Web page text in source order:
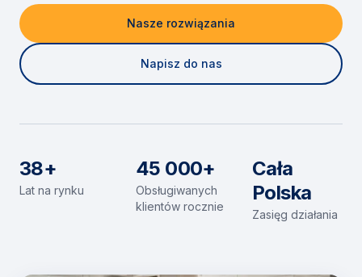
Nasze rozwiązania
Napisz do nas
38+
Lat na rynku
45 000+
Obsługiwanych
klientów rocznie
Cała
Polska
Zasięg działania